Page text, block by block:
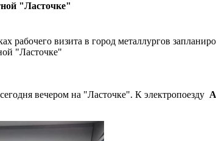
"Ласточке"
рабочего визита в город металлургов
вечером на "Ласточке". К электропоезду